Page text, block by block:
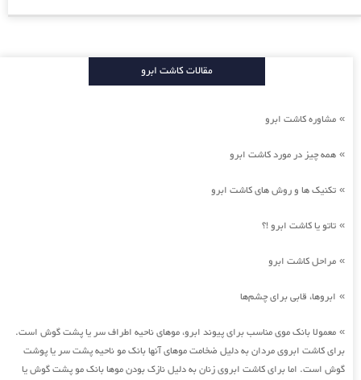
مقالات کاشت ابرو
» مشاوره کاشت ابرو
» همه چیز در مورد کاشت ابرو
» تکنیک ها و روش های کاشت ابرو
» تاتو یا کاشت ابرو !؟
» مراحل کاشت ابرو
» ابروها، قابی برای چشم‌ها
» معمولا بانک موی مناسب برای پیوند ابرو، موهای ناحیه اطراف سر یا پشت گوش است.
برای کاشت ابروی مردان به دلیل ضخامت موهای آنها بانک مو ناحیه پشت سر یا پوشت
گوش است. اما برای کاشت ابروی زنان به دلیل نازک بودن موها بانک مو پشت گوش یا